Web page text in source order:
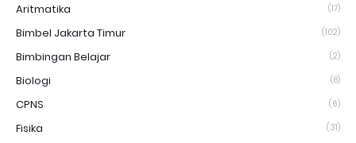
Aritmatika (17)
Bimbel Jakarta Timur (102)
Bimbingan Belajar (2)
Biologi (8)
CPNS (6)
Fisika (31)